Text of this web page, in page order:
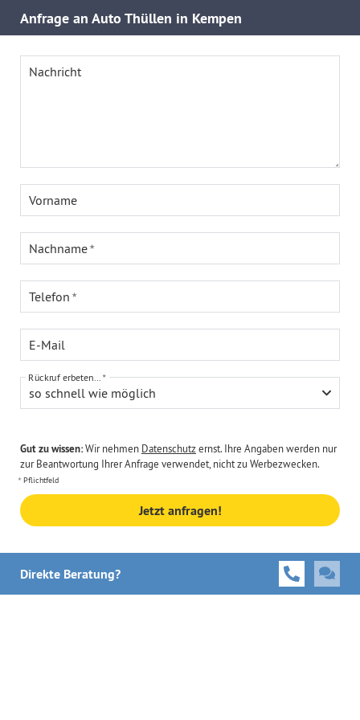
Anfrage an Auto Thüllen in Kempen
Nachricht
Vorname
Nachname
Telefon
E-Mail
so schnell wie möglich
Rückruf erbeten...
Gut zu wissen:Wir nehmen Datenschutzernst. Ihre Angaben werden nur
zur Beantwortung Ihrer Anfrage verwendet, nicht zu Werbezwecken.
Pflichtfeld
Jetzt anfragen!
Direkte Beratung?